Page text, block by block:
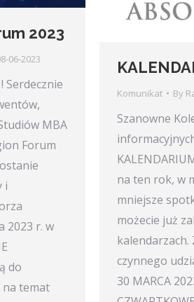
2023
06-2023
Serdecznie
MBA
Forum
i
2023 r. w
do
na temat
Komunikat By
Szanowne
na ten rok, w
mniejsze
możecie już
czynnego
30 MARCA